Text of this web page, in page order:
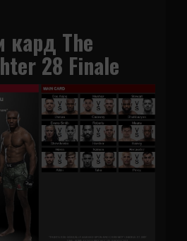
кард The
28 Finale